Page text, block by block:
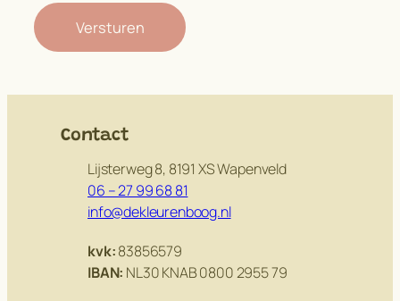
Contact
Lijsterweg 8, 8191 XS Wapenveld
06 – 27 99 68 81
info@dekleurenboog.nl
kvk:83856579
IBAN: NL30 KNAB 0800 2955 79